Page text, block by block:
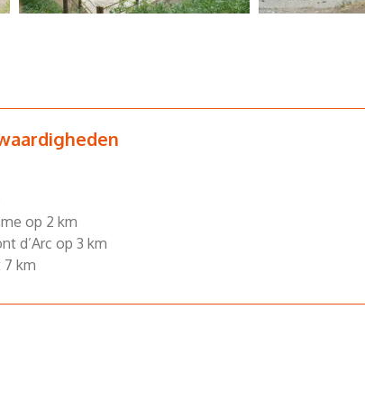
op 2 km
d’Arc op 3 km
km